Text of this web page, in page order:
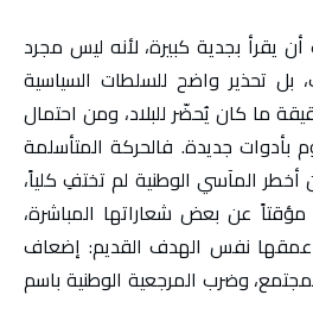
يقرأ بجدية كبيرة، لأنه ليس مجرد
بل تحذير واضح للسلطات السياسية
ما كان يُحضّر للبلاد، ومن احتمال
جديدة. فالحركة المتأسلمة
المآسي الوطنية لم تختفِ كلياً،
مؤقتاً عن بعض شعاراتها المباشرة،
عمقها نفس الهدف القديم: إضعاف
وضرب المرجعية الوطنية باسم